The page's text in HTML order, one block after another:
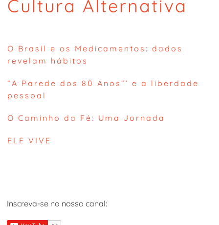
Cultura Alternativa
O Brasil e os Medicamentos: dados
revelam hábitos
“A Parede dos 80 Anos”‘ e a liberdade
pessoal
O Caminho da Fé: Uma Jornada
ELE VIVE
Inscreva-se no nosso canal: